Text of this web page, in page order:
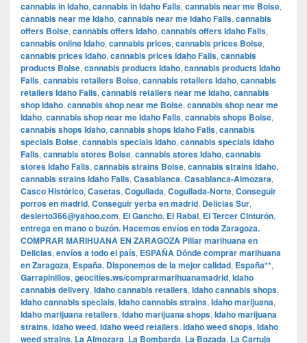
cannabis in Idaho, cannabis in Idaho Falls, cannabis near me Boise,
cannabis near me Idaho, cannabis near me Idaho Falls, cannabis
offers Boise, cannabis offers Idaho, cannabis offers Idaho Falls,
cannabis online Idaho, cannabis prices, cannabis prices Boise,
cannabis prices Idaho, cannabis prices Idaho Falls, cannabis
products Boise, cannabis products Idaho, cannabis products Idaho
Falls, cannabis retailers Boise, cannabis retailers Idaho, cannabis
retailers Idaho Falls, cannabis retailers near me Idaho, cannabis
shop Idaho, cannabis shop near me Boise, cannabis shop near me
Idaho, cannabis shop near me Idaho Falls, cannabis shops Boise,
cannabis shops Idaho, cannabis shops Idaho Falls, cannabis
specials Boise, cannabis specials Idaho, cannabis specials Idaho
Falls, cannabis stores Boise, cannabis stores Idaho, cannabis
stores Idaho Falls, cannabis strains Boise, cannabis strains Idaho,
cannabis strains Idaho Falls, Casablanca, Casablanca-Almozara,
Casco Histórico, Casetas, Cogullada, Cogullada-Norte, Conseguir
porros en madrid, Conseguir yerba en madrid, Delicias Sur,
desierto366@yahoo.com, El Gancho, El Rabal, El Tercer Cinturón,
entrega en mano o buzón. Hacemos envíos en toda Zaragoza.
COMPRAR MARIHUANA EN ZARAGOZA Pillar marihuana en
Delicias, envíos a todo el país, ESPAÑA Dónde comprar marihuana
en Zaragoza, España. Disponemos de la mejor calidad, España**,
Garrapinillos, geocities.ws/comprarmarihuanamadrid, Idaho
cannabis delivery, Idaho cannabis retailers, Idaho cannabis shops,
Idaho cannabis specials, Idaho cannabis strains, Idaho marijuana,
Idaho marijuana retailers, Idaho marijuana shops, Idaho marijuana
strains, Idaho weed, Idaho weed retailers, Idaho weed shops, Idaho
weed strains, La Almozara, La Bombarda, La Bozada, La Cartuja